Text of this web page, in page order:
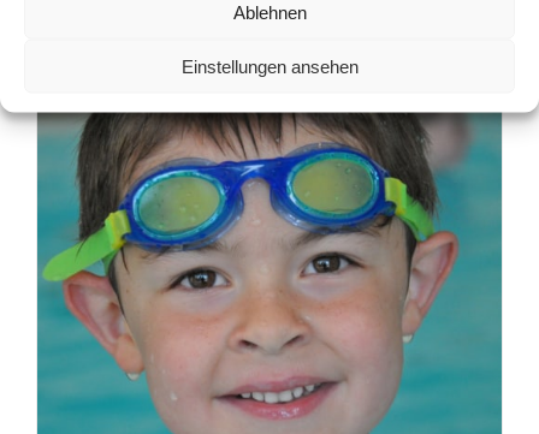
Ablehnen
Einstellungen ansehen